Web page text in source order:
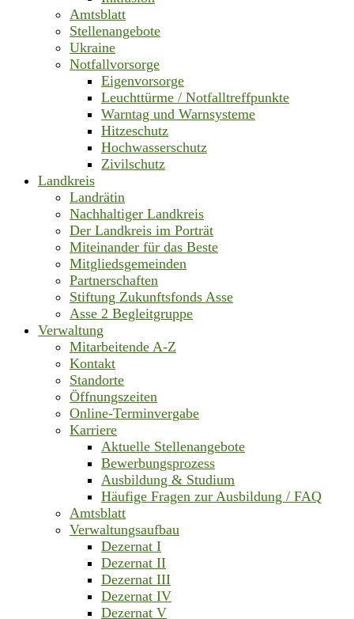
Amtsblatt
Stellenangebote
Ukraine
Notfallvorsorge
Eigenvorsorge
Leuchttürme / Notfalltreffpunkte
Warntag und Warnsysteme
Hitzeschutz
Hochwasserschutz
Zivilschutz
Landkreis
Landrätin
Nachhaltiger Landkreis
Der Landkreis im Porträt
Miteinander für das Beste
Mitgliedsgemeinden
Partnerschaften
Stiftung Zukunftsfonds Asse
Asse 2 Begleitgruppe
Verwaltung
Mitarbeitende A-Z
Kontakt
Standorte
Öffnungszeiten
Online-Terminvergabe
Karriere
Aktuelle Stellenangebote
Bewerbungsprozess
Ausbildung & Studium
Häufige Fragen zur Ausbildung / FAQ
Amtsblatt
Verwaltungsaufbau
Dezernat I
Dezernat II
Dezernat III
Dezernat IV
Dezernat V